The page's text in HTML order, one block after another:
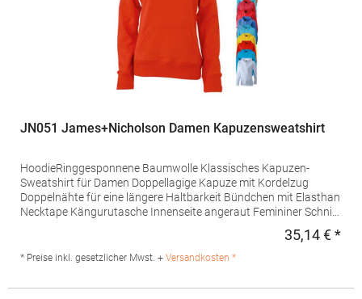
JN051 James+Nicholson Damen Kapuzensweatshirt
HoodieRinggesponnene Baumwolle Klassisches Kapuzen-
Sweatshirt für Damen Doppellagige Kapuze mit Kordelzug
Doppelnähte für eine längere Haltbarkeit Bündchen mit Elasthan
Necktape Kängurutasche Innenseite angeraut Femininer Schnitt
g/m²Materialzusammensetzung: 80% Baumwolle / 20%
PolyesterAngaben zur Produktsicherheit: Herst.-Nr.:
35,14 € *
* Preise inkl. gesetzlicher Mwst. + Versandkosten *